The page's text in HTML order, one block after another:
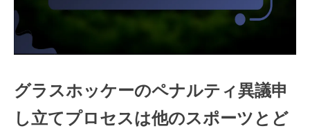
グラスホッケーのペナルティ異議申
し立てプロセスは他のスポーツとど